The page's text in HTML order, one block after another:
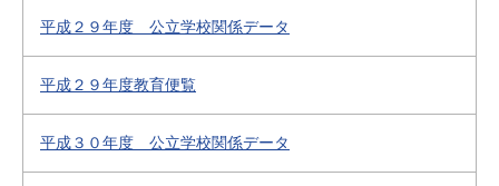
平成２９年度 公立学校関係データ
平成２９年度教育便覧
平成３０年度 公立学校関係データ